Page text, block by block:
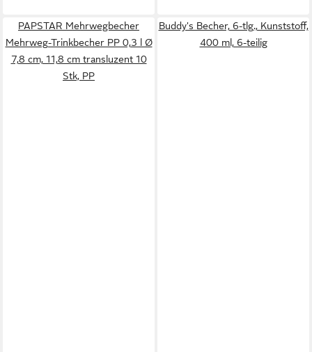
PAPSTAR Mehrwegbecher
Mehrweg-Trinkbecher PP 0,3 l Ø
7,8 cm, 11,8 cm transluzent 10
Stk, PP
Buddy's Becher, 6-tlg., Kunststoff,
400 ml, 6-teilig